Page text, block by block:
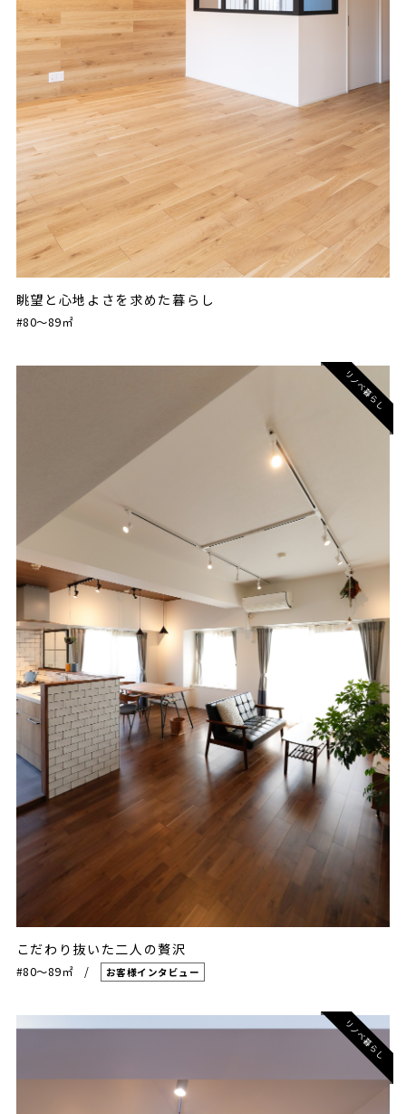
眺望と心地よさを求めた暮らし
#80〜89㎡
リノベ暮らし
こだわり抜いた二人の贅沢
#80〜89㎡ お客様インタビュー
リノベ暮らし